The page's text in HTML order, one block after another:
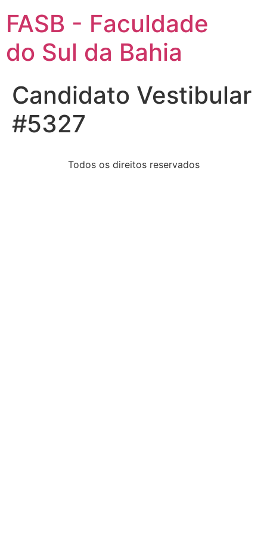
FASB - Faculdade
do Sul da Bahia
Candidato Vestibular
#5327
Todos os direitos reservados